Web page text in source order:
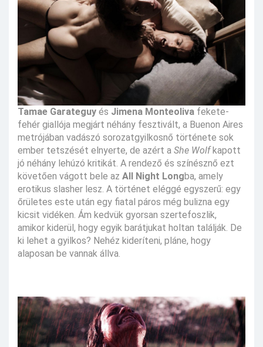
Tamae Garateguy és Jimena Monteoliva fekete-
fehér giallója megjárt néhány fesztivált, a Buenon Aires
metrójában vadászó sorozatgyilkosnő története sok
ember tetszését elnyerte, de azért a She Wolfkapott
jó néhány lehúzó kritikát. A rendező és színésznő ezt
követően vágott bele az All Night Longba, amely
erotikus slasher lesz. A történet eléggé egyszerű: egy
őrületes este után egy fiatal páros még bulizna egy
kicsit vidéken. Ám kedvük gyorsan szertefoszlik,
amikor kiderül, hogy egyik barátjukat holtan találják. De
ki lehet a gyilkos? Nehéz kideríteni, pláne, hogy
alaposan be vannak állva.